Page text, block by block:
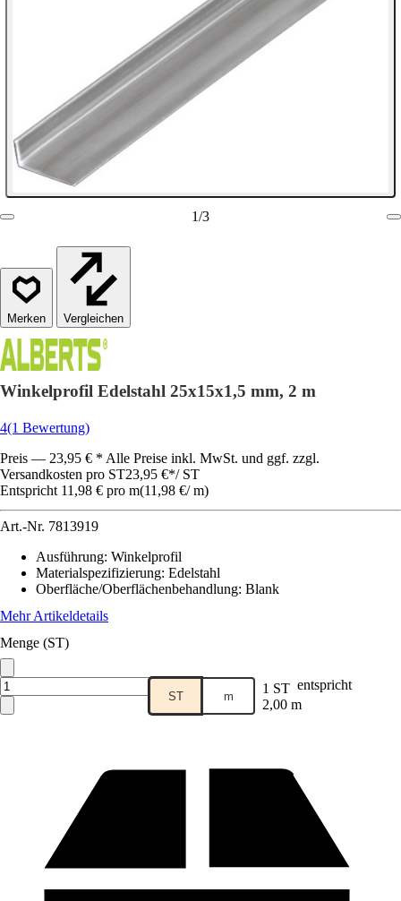
1/3
Vergleichen
Winkelprofil Edelstahl 25x15x1,5 mm, 2 m
4(1 Bewertung)
Preis — 23,95 € * Alle Preise inkl. MwSt. und ggf. zzgl.
Versandkosten pro ST23,95 €*/ ST
Entspricht 11,98 € pro m(11,98 €/ m)
Art.-Nr. 7813919
Ausführung: Winkelprofil
Materialspezifizierung: Edelstahl
Oberfläche/Oberflächenbehandlung: Blank
Mehr Artikeldetails
Menge (ST)
ST m 1 ST entspricht
2,00 m